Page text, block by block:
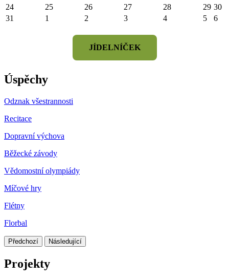
24
25 26 27 28 29 30
31
1 2 3 4 5 6
JÍDELNÍČEK
Úspěchy
Odznak všestrannosti
Recitace
Dopravní výchova
Běžecké závody
Vědomostní olympiády
Míčové hry
Flétny
Florbal
Předchozí Následující
Projekty